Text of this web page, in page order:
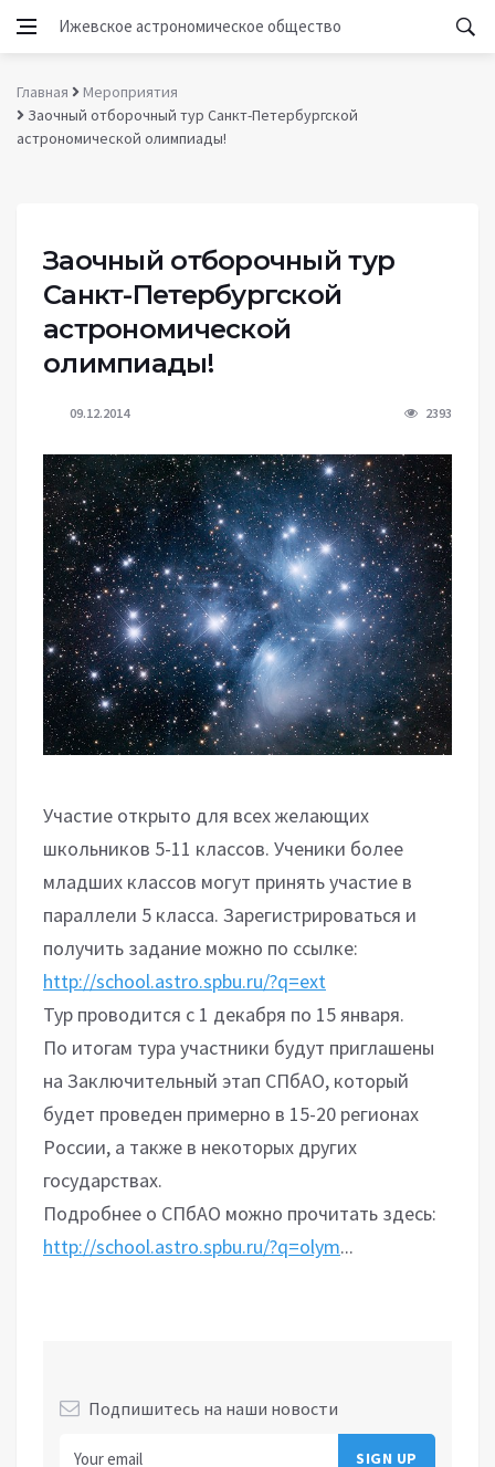
Ижевское астрономическое общество
Главная
Мероприятия
Заочный отборочный тур Санкт-Петербургской
астрономической олимпиады!
Заочный отборочный тур
Санкт-Петербургской
астрономической
олимпиады!
09.12.2014 2393
Участие открыто для всех желающих
школьников 5-11 классов. Ученики более
младших классов могут принять участие в
параллели 5 класса. Зарегистрироваться и
получить задание можно по ссылке:
http://school.astro.spbu.ru/?q=ext
Тур проводится с 1 декабря по 15 января.
По итогам тура участники будут приглашены
на Заключительный этап СПбАО, который
будет проведен примерно в 15-20 регионах
России, а также в некоторых других
государствах.
Подробнее о СПбАО можно прочитать здесь:
http://school.astro.spbu.ru/?q=olym...
Подпишитесь на наши новости